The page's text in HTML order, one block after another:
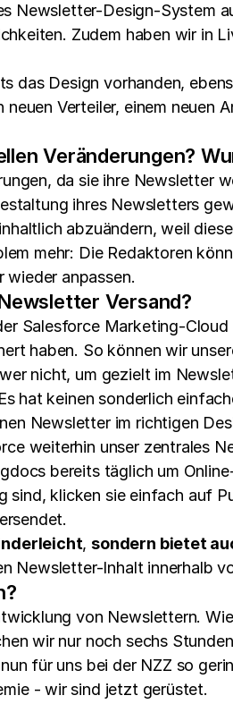
Newsletter-Design-
Zudem haben wir in
Design vorhanden,
Verteiler, einem
Veränderungen?
da sie ihre Newsletter
ihres Newsletters
abzuändern, weil
mehr: Die Redaktoren
wieder anpassen.
Versand?
Salesforce Marketing-
haben. So können wir
nicht, um gezielt im
hat keinen sonderlich
Newsletter im richtigen
weiterhin unser zentrales
bereits täglich um
klicken sie einfach auf
, sondern bietet
Newsletter-Inhalt innerhalb
von Newslettern.
wir nur noch sechs
für uns bei der NZZ so
- wir sind jetzt gerüstet.